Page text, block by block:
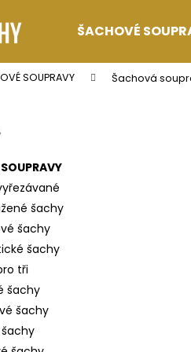
ŠACHOVÉ
SOUPRAVY Šachová
šachy
šachy
šachy
tři
šachy
šachy